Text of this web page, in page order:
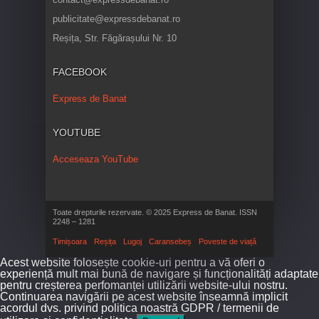
publicitate@expressdebanat.ro
Reșița, Str. Făgărașului Nr. 10
FACEBOOK
Express de Banat
YOUTUBE
Acceseaza YouTube
Toate drepturile rezervate. © 2025 Express de Banat. ISSN
2248 – 1281
Timișoara Reșița Lugoj Caransebeș Poveste de viață
Acest website folosește cookie-uri pentru a vă oferi o
experiență mult mai bună de navigare și funcționalități adaptate
pentru creșterea perfomanței utilizării website-ului nostru.
Continuarea navigării pe acest website înseamnă implicit
acordul dvs. privind politica noastră GDPR / termenii de